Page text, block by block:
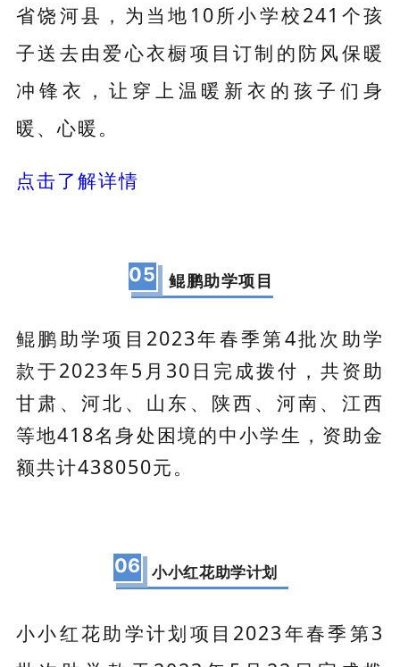
省饶河县，为当地10所小学校241个孩
子送去由爱心衣橱项目订制的防风保暖
冲锋衣，让穿上温暖新衣的孩子们身
暖、心暖。
点击了解详情
05 鲲鹏助学项目
鲲鹏助学项目2023年春季第4批次助学
款于2023年5月30日完成拨付，共资助
甘肃、河北、山东、陕西、河南、江西
等地418名身处困境的中小学生，资助金
额共计438050元。
06 小小红花助学计划
小小红花助学计划项目2023年春季第3